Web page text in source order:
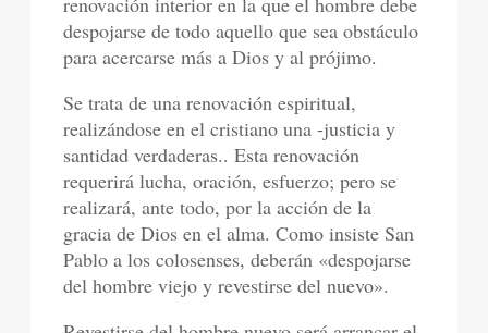
despojarse de todo aquello que sea obstáculo
para acercarse más a Dios y al prójimo.
Se trata de una renovación espiritual,
realizándose en el cristiano una -justicia y
santidad verdaderas.. Esta renovación
requerirá lucha, oración, esfuerzo; pero se
realizará, ante todo, por la acción de la
gracia de Dios en el alma. Como insiste San
Pablo a los colosenses, deberán «despojarse
del hombre viejo y revestirse del nuevo».